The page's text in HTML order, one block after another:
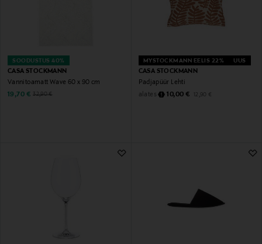
SOODUSTUS 40%
CASA STOCKMANN
Vannitoamatt Wave 60 x 90 cm
Discounted Price
19,70 € Original Price
32,90 €
MYSTOCKMANN EELIS 22% UUS
CASA STOCKMANN
Padjapüür Lehti
alates
Discounted Price
10,00 € Original Price
12,90 €